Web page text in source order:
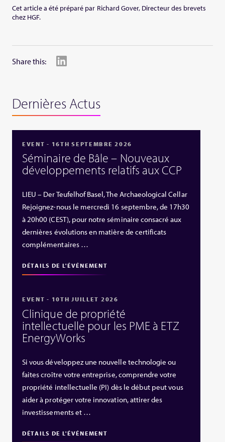
Cet article a été préparé par Richard Gover, Directeur des brevets
chez HGF.
Share this:
Dernières Actus
EVENT - 16TH SEPTEMBRE 2026
Séminaire de Bâle – Nouveaux
développements relatifs aux CCP
LIEU – Der Teufelhof Basel, The Archaeological Cellar
Rejoignez-nous le mercredi 16 septembre, de 17h30
à 20h00 (CEST), pour notre séminaire consacré aux
dernières évolutions en matière de certificats
complémentaires …
DÉTAILS DE L'ÉVÉNEMENT
EVENT - 10TH JUILLET 2026
Clinique de propriété
intellectuelle pour les PME à ETZ
EnergyWorks
Si vous développez une nouvelle technologie ou
faites croître votre entreprise, comprendre votre
propriété intellectuelle (PI) dès le début peut vous
aider à protéger votre innovation, attirer des
investissements et …
DÉTAILS DE L'ÉVÉNEMENT